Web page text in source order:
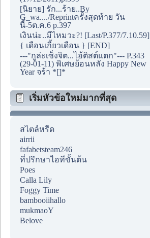
[นิยาย] รัก...ร้าย..By
G_wa..../Reprintครั้งสุดท้าย วัน
นี้-5ต.ค.6 p.397
เงินน่ะ..มีไหมวะ?! [Last/P.377/7.10.59]
{ เดือนเกี้ยวเดือน } [END]
---"กูล่ะเซ็งจิต...ไอ้ติสต์แตก"--- P.343
(29-01-11) พิเศษย้อนหลัง Happy New
Year จร้า *[]*
เริ่มหัวข้อใหม่มากที่สุด
สไตล์หรีด
airrii
fafabetsteam246
ที่ปรึกษาไอทีขั้นต้น
Poes
Calla Lily
Foggy Time
bambooiihallo
mukmaoY
Belove